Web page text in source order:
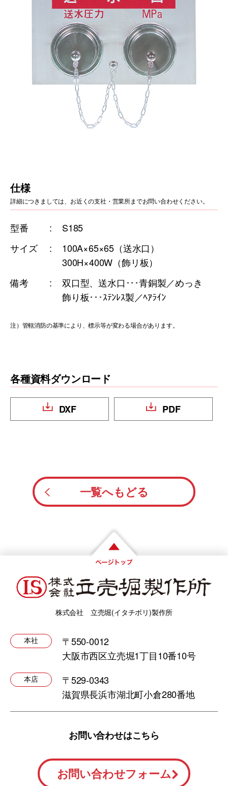
仕様
詳細につきましては、お近くの支社・営業所までお問い合わせください。
型番
S185
サイズ
100A×65×65（送水口）
300H×400W（飾リ板）
備考
双口型、送水口･･･青銅製／めっき
飾り板･･･ｽﾃﾝﾚｽ製／ﾍｱﾗｲﾝ
注）管轄消防の基準により、標示等が変わる場合があります。
各種資料ダウンロード
DXF PDF
一覧へもどる
株式会社 立売堀(イタチボリ)製作所
本社
〒550-0012
大阪市西区立売堀1丁目10番10号
本店
〒529-0343
滋賀県長浜市湖北町小倉280番地
お問い合わせはこちら
お問い合わせフォーム